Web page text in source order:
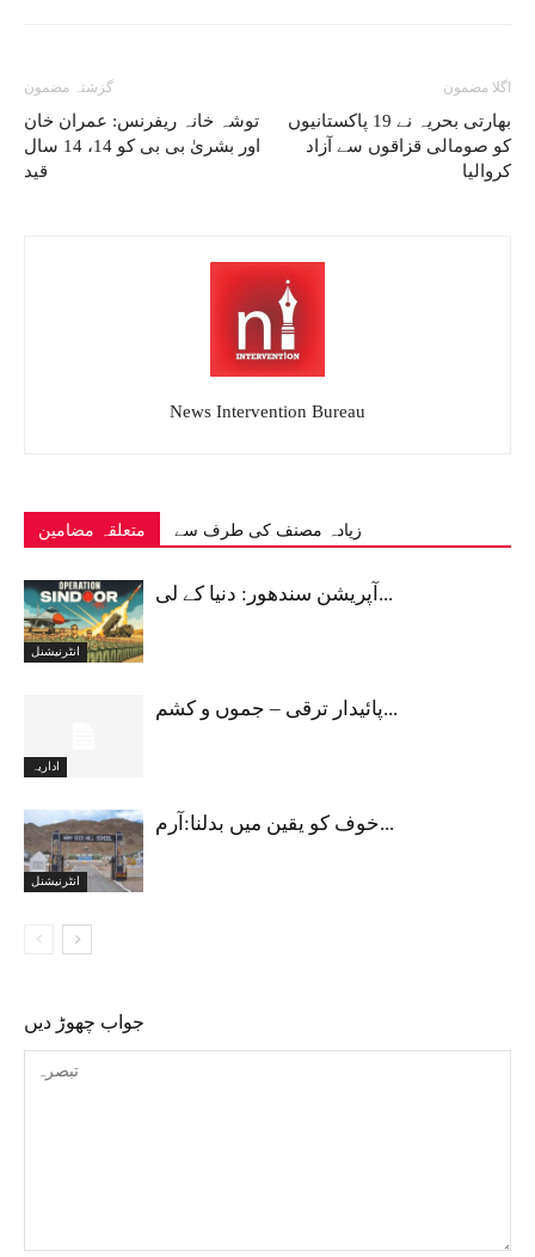
گزشتہ مضمون
توشہ خانہ ریفرنس: عمران خان
اور بشریٰ بی بی کو 14، 14 سال
قید
اگلا مضمون
بھارتی بحریہ نے 19 پاکستانیوں
کو صومالی قزاقوں سے آزاد
کروالیا
News Intervention Bureau
متعلقہ مضامین زیادہ مصنف کی طرف سے
انٹرنیشنل
آپریشن سندھور: دنیا کے لی...
اداریہ
پائیدار ترقی – جموں و کشم...
انٹرنیشنل
خوف کو یقین میں بدلنا:آرم...
جواب چھوڑ دیں